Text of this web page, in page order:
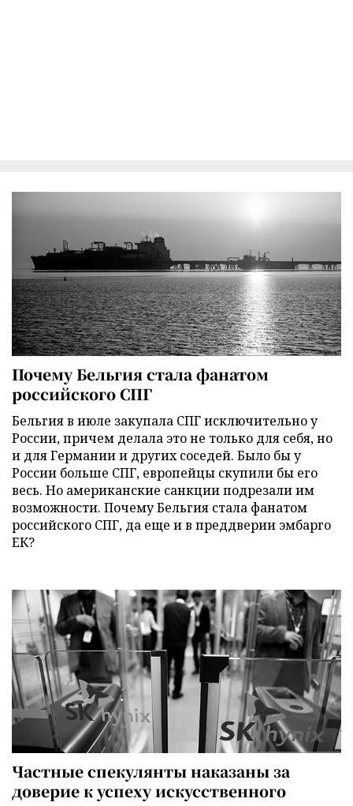
Почему Бельгия стала фанатом
российского СПГ
Бельгия в июле закупала СПГ исключительно у
России, причем делала это не только для себя, но
и для Германии и других соседей. Было бы у
России больше СПГ, европейцы скупили бы его
весь. Но американские санкции подрезали им
возможности. Почему Бельгия стала фанатом
российского СПГ, да еще и в преддверии эмбарго
ЕК?
Частные спекулянты наказаны за
доверие к успеху искусственного